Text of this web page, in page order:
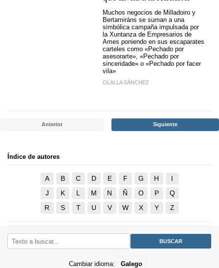
Muchos negocios de Milladoiro y
Bertamiráns se suman a una
simbólica campaña impulsada por
la Xuntanza de Empresarios de
Ames poniendo en sus escaparates
carteles como «Pechado por
asesorarte», «Pechado por
sinceridade» o «Pechado por facer
vila»
OLALLA SÁNCHEZ
Anterior Siguiente
Índice de autores
A B C D E F G H
I
J
K L M N Ñ O P
Q
R
S T U V W X Y Z
Cambiar idioma: Galego